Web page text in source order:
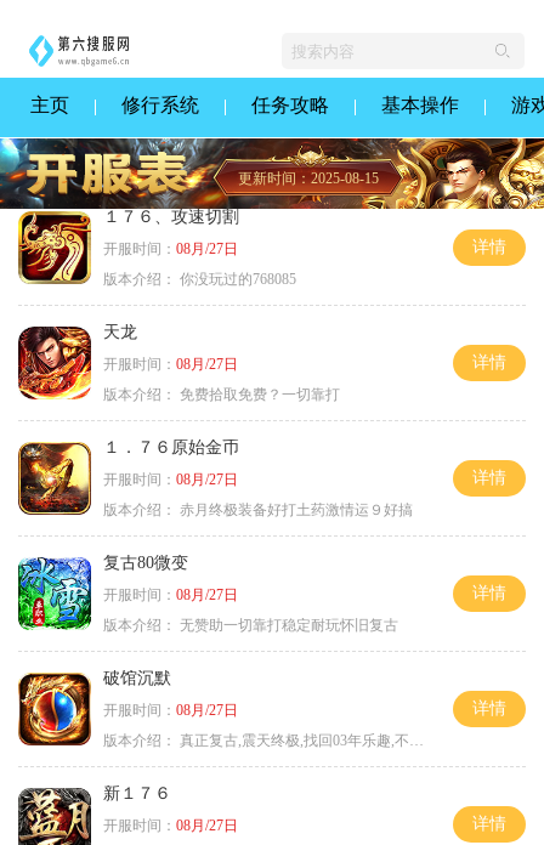
主页 修行系统 任务攻略 基本操作 游
更新时间：2025-08-15
１７６、攻速切割
开服时间： 08月/27日
版本介绍： 你没玩过的768085
详情
天龙
开服时间： 08月/27日
版本介绍： 免费拾取免费？一切靠打
详情
１．７６原始金币
开服时间： 08月/27日
版本介绍： 赤月终极装备好打土药激情运９好搞
详情
复古80微变
开服时间： 08月/27日
版本介绍： 无赞助一切靠打稳定耐玩怀旧复古
详情
破馆沉默
开服时间： 08月/27日
版本介绍： 真正复古,震天终极,找回03年乐趣,不搞花里胡
详情
新１７６
开服时间： 08月/27日
详情